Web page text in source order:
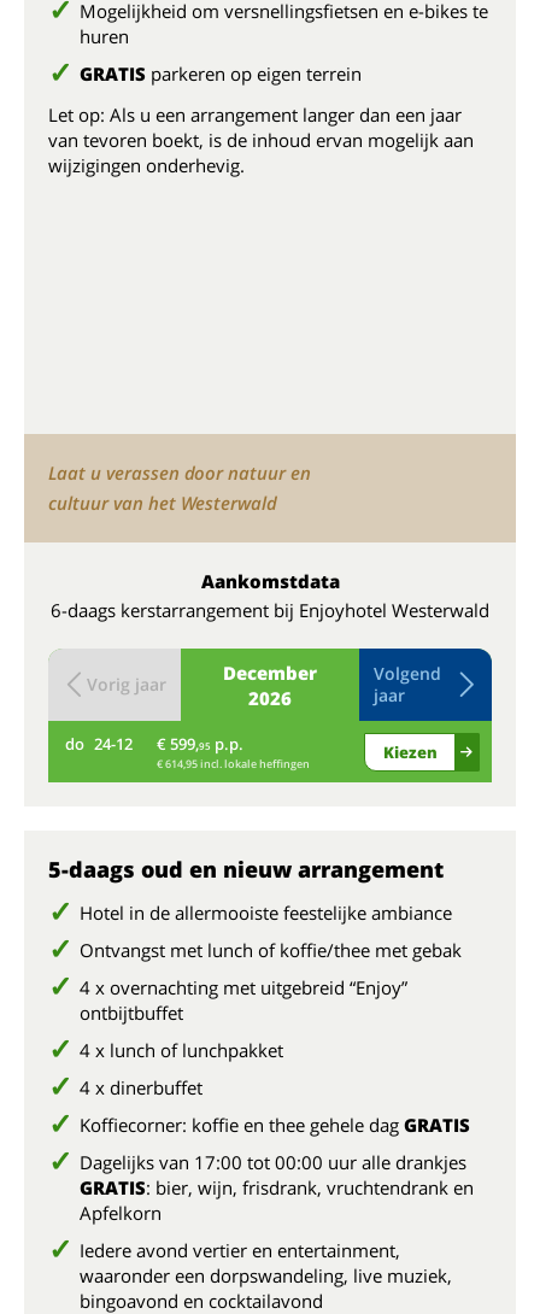
Mogelijkheid om versnellingsfietsen en e-bikes te
huren
GRATIS parkeren op eigen terrein
Let op: Als u een arrangement langer dan een jaar
van tevoren boekt, is de inhoud ervan mogelijk aan
wijzigingen onderhevig.
Laat u verassen door natuur en
cultuur van het Westerwald
Aankomstdata
6-daags kerstarrangement bij Enjoyhotel Westerwald
December
2026
Vorig jaar
Volgend
jaar
do 24-12 € 599,95 p.p.
€ 614,95 incl. lokale heffingen
Kiezen
5-daags oud en nieuw arrangement
Hotel in de allermooiste feestelijke ambiance
Ontvangst met lunch of koffie/thee met gebak
4 x overnachting met uitgebreid “Enjoy”
ontbijtbuffet
4 x lunch of lunchpakket
4 x dinerbuffet
Koffiecorner: koffie en thee gehele dag GRATIS
Dagelijks van 17:00 tot 00:00 uur alle drankjes
GRATIS: bier, wijn, frisdrank, vruchtendrank en
Apfelkorn
Iedere avond vertier en entertainment,
waaronder een dorpswandeling, live muziek,
bingoavond en cocktailavond